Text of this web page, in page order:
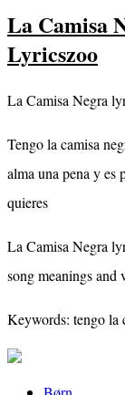
La Camisa
Lyricszoo
La Camisa Negra
Tengo la camisa
alma una pena y es
quieres
La Camisa Negra
song meanings and
Keywords: tengo la